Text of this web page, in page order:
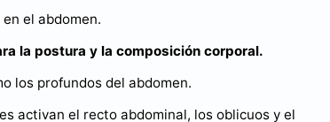
el abdomen.
la postura y la composición corporal.
los profundos del abdomen.
activan el recto abdominal, los oblicuos y el